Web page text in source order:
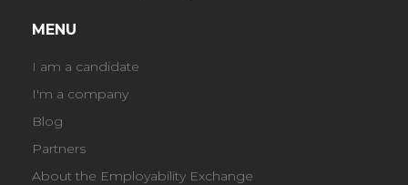
MENU
I am a candidate
I'm a company
Blog
Partners
About the Employability Exchange